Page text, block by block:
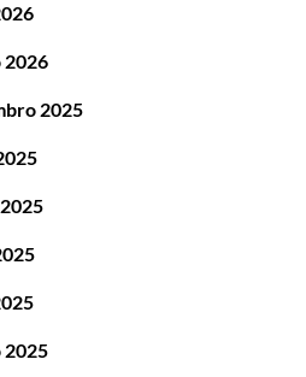
2026
2025
2025